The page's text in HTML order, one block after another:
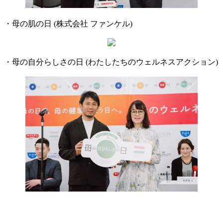
・母の肌の日 (株式会社 ファンケル)
・母の自分らしさの日 (わたしたちのウェルネスアクション)